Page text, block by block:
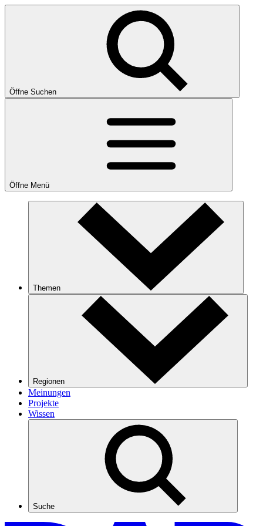
Öffne Suchen
Öffne Menü
Themen
Regionen
Meinungen
Projekte
Wissen
Suche